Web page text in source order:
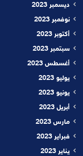
ديسمبر 2023
نوفمبر 2023
أكتوبر 2023
سبتمبر 2023
أغسطس 2023
يوليو 2023
يونيو 2023
أبريل 2023
مارس 2023
فبراير 2023
يناير 2023